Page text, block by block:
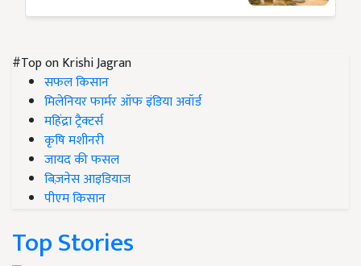
#Top on Krishi Jagran
सफल किसान
मिलेनियर फार्मर ऑफ इंडिया अवॉर्ड
महिंद्रा ट्रैक्टर्स
कृषि मशीनरी
जायद की फसल
बिज़नेस आइडियाज
पीएम किसान
Top Stories